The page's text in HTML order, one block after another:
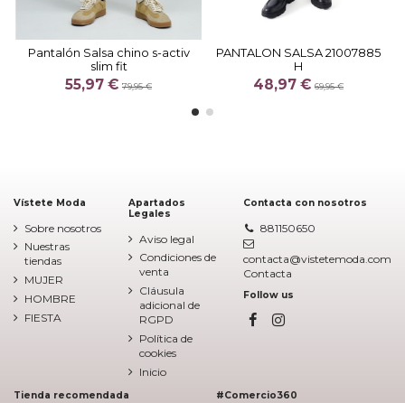
Pantalón Salsa chino s-activ
slim fit
55,97 € 79,95 €
PANTALON SALSA 21007885
H
48,97 € 69,95 €
Vístete Moda
Sobre nosotros
Nuestras
tiendas
MUJER
HOMBRE
FIESTA
Apartados
Legales
Aviso legal
Condiciones de
venta
Cláusula
adicional de
RGPD
Política de
cookies
Inicio
Contacta con nosotros
881150650
contacta@vistetemoda.com
Contacta
Follow us
Tienda recomendada #Comercio360